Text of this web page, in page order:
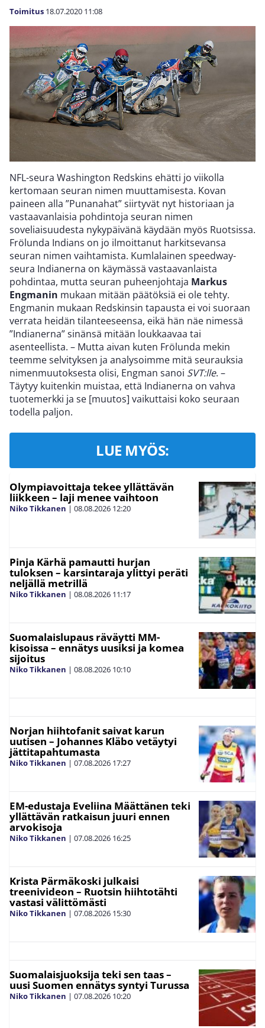
Toimitus 18.07.2020 11:08
NFL-seura Washington Redskins ehätti jo viikolla
kertomaan seuran nimen muuttamisesta. Kovan
paineen alla ”Punanahat” siirtyvät nyt historiaan ja
vastaavanlaisia pohdintoja seuran nimen
soveliaisuudesta nykypäivänä käydään myös Ruotsissa.
Frölunda Indians on jo ilmoittanut harkitsevansa
seuran nimen vaihtamista. Kumlalainen speedway-
seura Indianerna on käymässä vastaavanlaista
pohdintaa, mutta seuran puheenjohtaja Markus
Engmanin mukaan mitään päätöksiä ei ole tehty.
Engmanin mukaan Redskinsin tapausta ei voi suoraan
verrata heidän tilanteeseensa, eikä hän näe nimessä
”Indianerna” sinänsä mitään loukkaavaa tai
asenteellista. – Mutta aivan kuten Frölunda mekin
teemme selvityksen ja analysoimme mitä seurauksia
nimenmuutoksesta olisi, Engman sanoi SVT:lle. –
Täytyy kuitenkin muistaa, että Indianerna on vahva
tuotemerkki ja se [muutos] vaikuttaisi koko seuraan
todella paljon.
LUE MYÖS:
Olympiavoittaja tekee yllättävän
liikkeen – laji menee vaihtoon
Niko Tikkanen | 08.08.2026 12:20
Pinja Kärhä pamautti hurjan
tuloksen – karsintaraja ylittyi peräti
neljällä metrillä
Niko Tikkanen | 08.08.2026 11:17
Suomalaislupaus räväytti MM-
kisoissa – ennätys uusiksi ja komea
sijoitus
Niko Tikkanen | 08.08.2026 10:10
Norjan hiihtofanit saivat karun
uutisen – Johannes Kläbo vetäytyi
jättitapahtumasta
Niko Tikkanen | 07.08.2026 17:27
EM-edustaja Eveliina Määttänen teki
yllättävän ratkaisun juuri ennen
arvokisoja
Niko Tikkanen | 07.08.2026 16:25
Krista Pärmäkoski julkaisi
treenivideon – Ruotsin hiihtotähti
vastasi välittömästi
Niko Tikkanen | 07.08.2026 15:30
Suomalaisjuoksija teki sen taas –
uusi Suomen ennätys syntyi Turussa
Niko Tikkanen | 07.08.2026 10:20